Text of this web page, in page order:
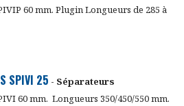
60 mm. Plugin Longueurs de 285 à
SPIVI 25 - Séparateurs
60 mm. Longueurs 350/450/550 mm.